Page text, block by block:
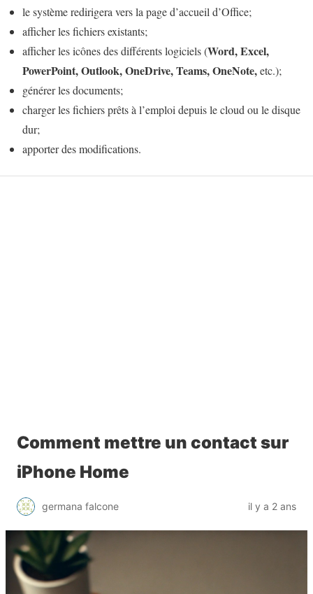
le système redirigera vers la page d’accueil d’Office;
afficher les fichiers existants;
afficher les icônes des différents logiciels (Word, Excel,
PowerPoint, Outlook, OneDrive, Teams, OneNote,etc.);
générer les documents;
charger les fichiers prêts à l’emploi depuis le cloud ou le disque
dur;
apporter des modifications.